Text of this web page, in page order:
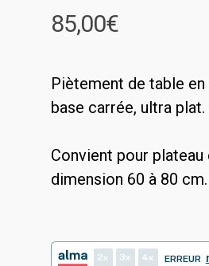
85,00€
Piètement de table
base carrée, ultra plat.
Convient pour plateau
dimension 60 à 80 cm.
2 3 4 ERREUR